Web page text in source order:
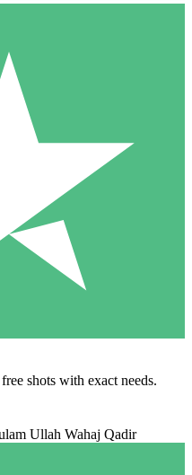
shots with exact needs.
Ullah Wahaj Qadir